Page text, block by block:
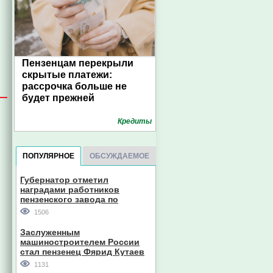
Пензенцам перекрыли
скрытые платежи:
рассрочка больше не
будет прежней
Кредиты
ПОПУЛЯРНОЕ ОБСУЖДАЕМОЕ
Губернатор отметил
наградами работников
пензенского завода по
производству станков
1506
Заслуженным
машиностроителем России
стал пензенец Фярид Кутаев
1131